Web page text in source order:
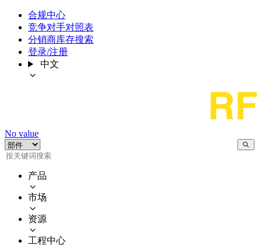
合规中心
竞争对手对照表
分销商库存搜索
登录/注册
中文
No value
产品
市场
资源
工程中心